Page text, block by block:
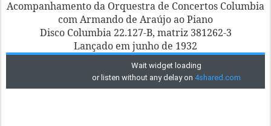
Acompanhamento da Orquestra de Concertos Columbia
com Armando de Araújo ao Piano
Disco Columbia 22.127-B, matriz 381262-3
Lançado em junho de 1932